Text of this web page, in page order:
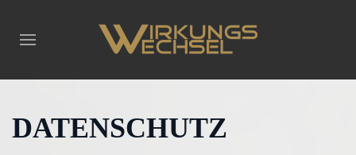
DATENSCHUTZ